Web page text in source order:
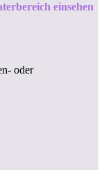
einsehen
oder